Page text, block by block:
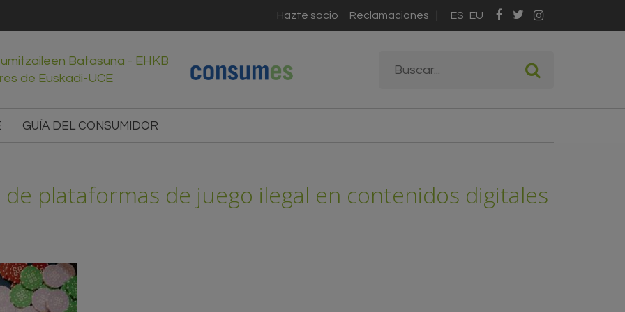
ES EU
Hazte socio Reclamaciones
Batasuna - EHKB
de Euskadi-UCE
búsqueda
GUÍA DEL CONSUMIDOR
plataformas de juego ilegal en contenidos digitales